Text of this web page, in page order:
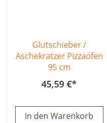
Glutschieber /
Aschekratzer Pizzaofen
95 cm
45,59 €
In den Warenkorb